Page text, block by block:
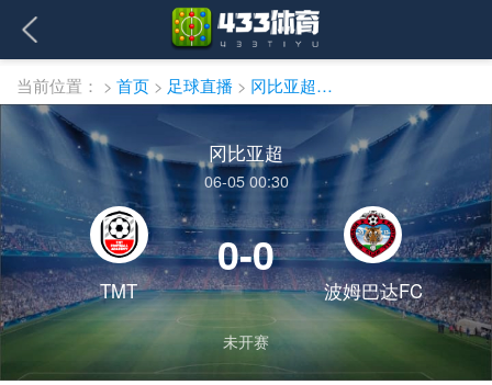
当前位置： > 首页 > 足球直播 > 冈比亚超直播
冈比亚超
06-05 00:30
TMT
0-0
波姆巴达FC
未开赛